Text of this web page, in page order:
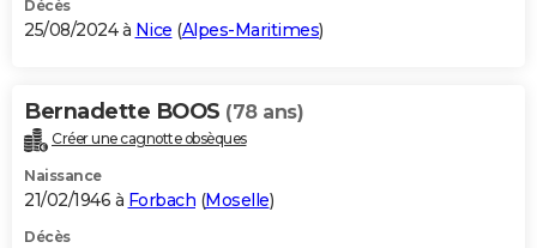
Décès
25/08/2024 à Nice (Alpes-Maritimes)
Bernadette BOOS (78 ans)
Créer une cagnotte obsèques
Naissance
21/02/1946 à Forbach (Moselle)
Décès